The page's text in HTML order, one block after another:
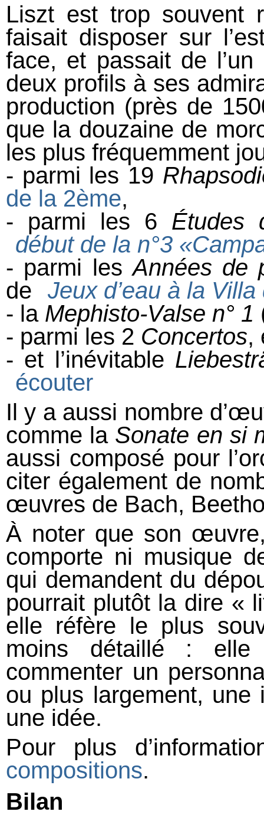
Liszt est trop souvent
faisait disposer sur
face, et passait de
deux profils à ses
production (près de
que la douzaine de
les plus fréquemment
- parmi les 19
de la 2ème,
- parmi les 6 Études
début de la n°3
- parmi lesAnnées de
de
Jeux d’eau à la Villa
- la Mephisto-Valse n° 1
- parmi les 2 Concertos,
- et l’inévitable
écouter
Il y a aussi nombre
comme la Sonate en si
aussi composé pour
citer également de
œuvres de Bach,
À noter que son
comporte ni musique
qui demandent du
pourrait plutôt la dire «
elle réfère le plus
moins détaillé : elle
commenter un
ou plus largement, une
une idée.
Pour plus
compositions.
Bilan